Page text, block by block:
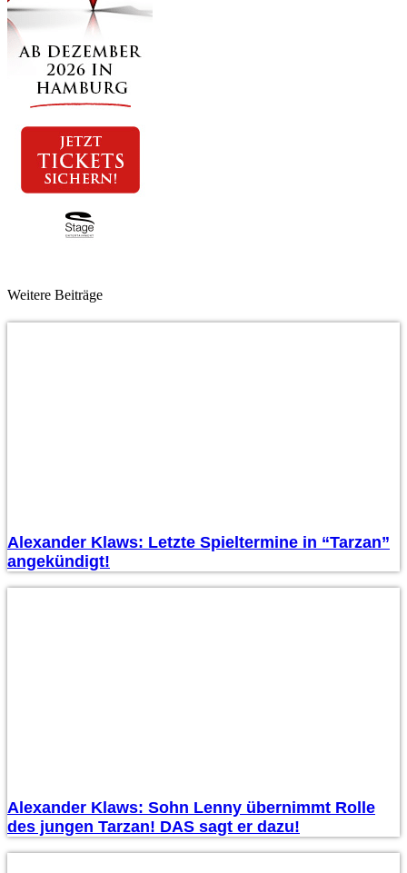
Weitere Beiträge
Alexander Klaws: Letzte Spieltermine in “Tarzan”
angekündigt!
Alexander Klaws: Sohn Lenny übernimmt Rolle
des jungen Tarzan! DAS sagt er dazu!